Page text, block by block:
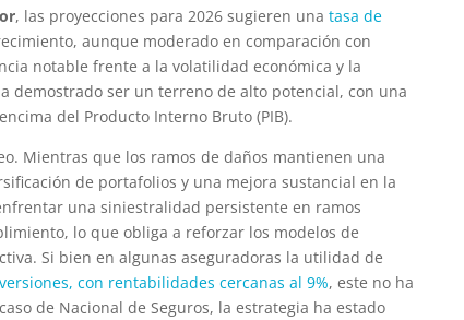
, las proyecciones para 2026 sugieren unatasa de
aunque moderado en comparación con
notable frente a la volatilidad económica y la
demostrado ser un terreno de alto potencial, con una
del Producto Interno Bruto (PIB).
Mientras que los ramos de daños mantienen una
de portafolios y una mejora sustancial en la
una siniestralidad persistente en ramos
lo que obliga a reforzar los modelos de
Si bien en algunas aseguradoras la utilidad de
con rentabilidades cercanas al 9%, este no ha
de Nacional de Seguros, la estrategia ha estado